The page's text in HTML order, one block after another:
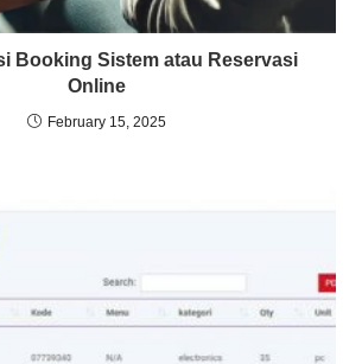
Booking Sistem atau Reservasi
Online
February 15, 2025